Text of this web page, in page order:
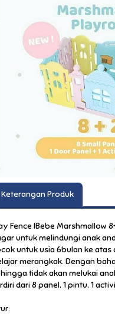
Keterangan Produk
Fence IBebe Marshmallow
untuk melindungi anak
untuk usia 6bulan ke atas
merangkak. Dengan
tidak akan melukai
dari 8 panel, 1 pintu, 1